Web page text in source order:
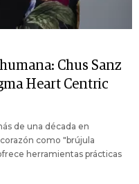
Chus Sanz
Heart Centric
de una década en
como "brújula
herramientas prácticas